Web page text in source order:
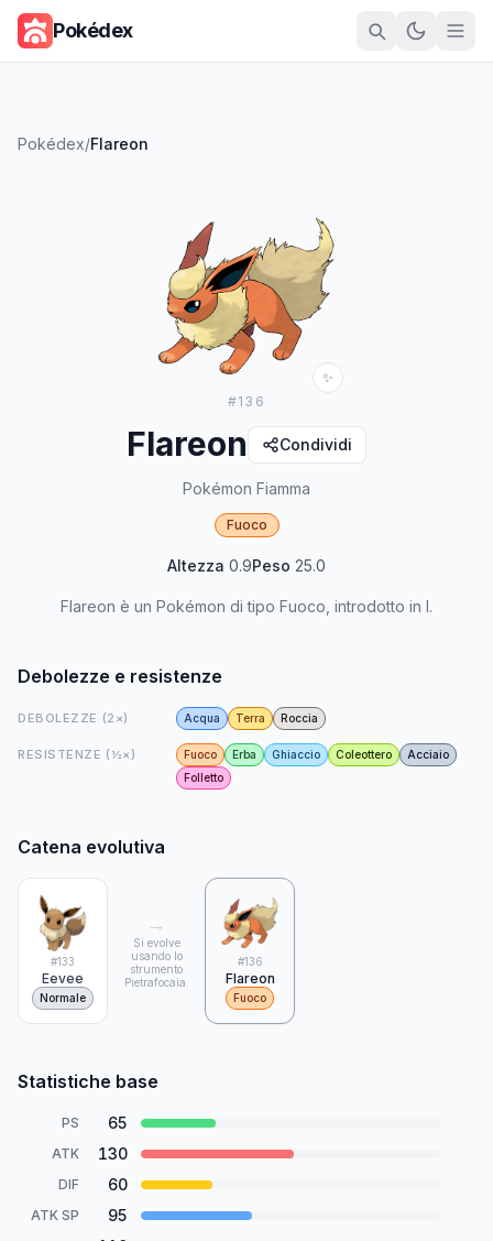
Pokédex
Pokédex/Flareon
✨
#136
Flareon Condividi
Pokémon Fiamma
Fuoco
Altezza 0.9Peso 25.0
Flareon è un Pokémon di tipo Fuoco, introdotto in I.
Debolezze e resistenze
DEBOLEZZE (2×) Acqua Terra Roccia
RESISTENZE (½×) Fuoco Erba Ghiaccio Coleottero
Acciaio
Folletto
Catena evolutiva
#133
Eevee
Normale
→
Si evolve
usando lo
strumento
Pietrafocaia.
#136
Flareon
Fuoco
Statistiche base
PS 65
ATK 130
DIF 60
ATK SP 95